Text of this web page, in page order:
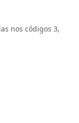
nos códigos 3,